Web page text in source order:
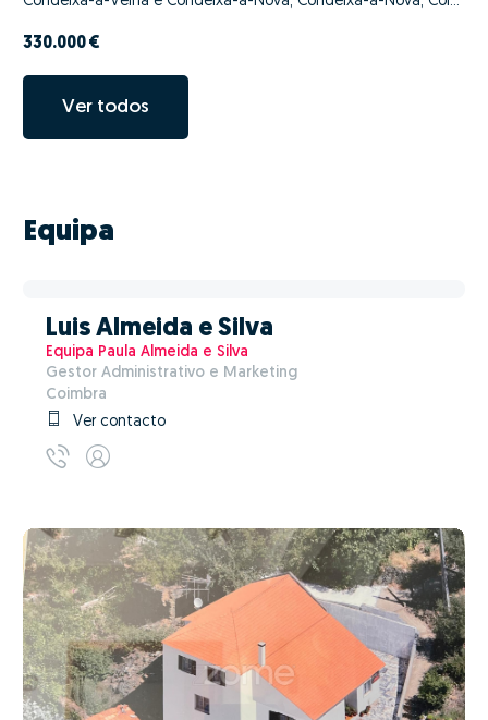
330.000 €
Ver todos
Equipa
Luis Almeida e Silva
Equipa Paula Almeida e Silva
Gestor Administrativo e Marketing
Coimbra